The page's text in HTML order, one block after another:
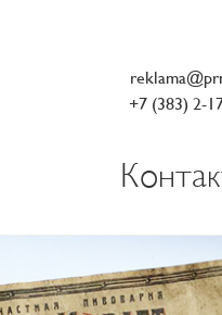
+7 (383) 2-